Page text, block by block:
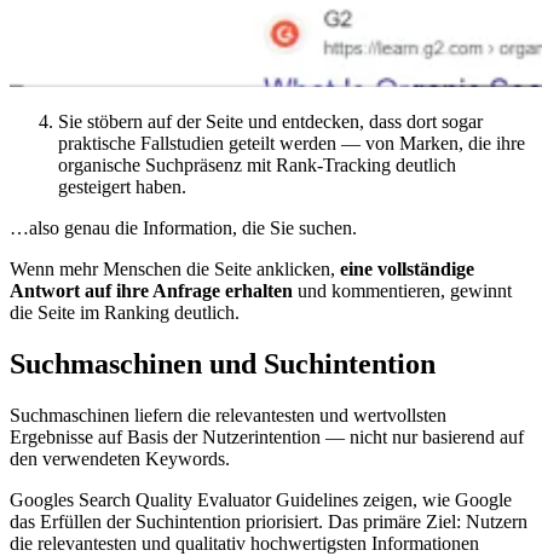
Sie stöbern auf der Seite und entdecken, dass dort sogar
praktische Fallstudien geteilt werden — von Marken, die ihre
organische Suchpräsenz mit Rank-Tracking deutlich
gesteigert haben.
…also genau die Information, die Sie suchen.
Wenn mehr Menschen die Seite anklicken, eine vollständige
Antwort auf ihre Anfrage erhalten und kommentieren, gewinnt
die Seite im Ranking deutlich.
Suchmaschinen und Suchintention
Suchmaschinen liefern die relevantesten und wertvollsten
Ergebnisse auf Basis der Nutzerintention — nicht nur basierend auf
den verwendeten Keywords.
Googles Search Quality Evaluator Guidelines zeigen, wie Google
das Erfüllen der Suchintention priorisiert. Das primäre Ziel: Nutzern
die relevantesten und qualitativ hochwertigsten Informationen